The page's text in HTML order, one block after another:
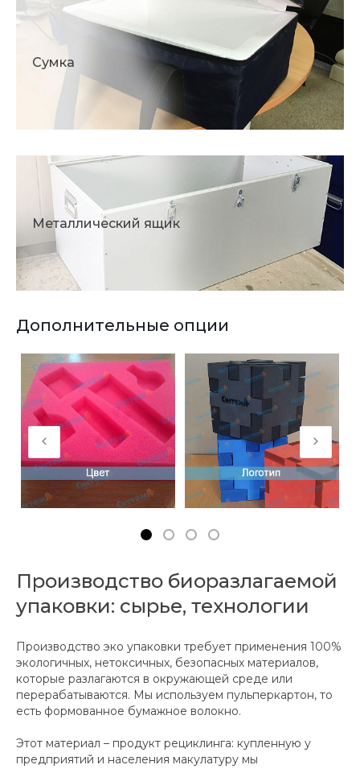
Сумка
Металлический ящик
Дополнительные опции
Производство биоразлагаемой
упаковки: сырье, технологии
Производство эко упаковки требует применения 100%
экологичных, нетоксичных, безопасных материалов,
которые разлагаются в окружающей среде или
перерабатываются. Мы используем пульперкартон, то
есть формованное бумажное волокно.
Этот материал – продукт рециклинга: купленную у
предприятий и населения макулатуру мы